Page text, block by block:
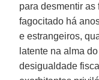
para desmentir
fagocitado há
e estrangeiros,
latente na alma
desigualdade